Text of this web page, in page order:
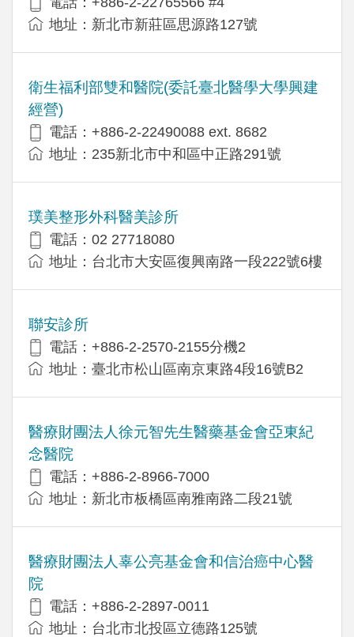
地址：新北市新莊區思源路127號
衛生福利部雙和醫院(委託臺北醫學大學興建
經營)
電話：+​886-2-22490088 ext. 8682
地址：​235新北市中和區中正路291號
璞美整形外科醫美診所
電話：02 27718080
地址：台北市大安區復興南路一段222號6樓
聯安診所
電話：+886-2-2570-2155分機2
地址：臺北市松山區南京東路4段16號B2
醫療財團法人徐元智先生醫藥基金會亞東紀
念醫院
電話：+886-2-8966-7000
地址：新北市板橋區南雅南路二段21號
醫療財團法人辜公亮基金會和信治癌中心醫
院
電話：+886-2-2897-0011
地址：台北市北投區立德路125號